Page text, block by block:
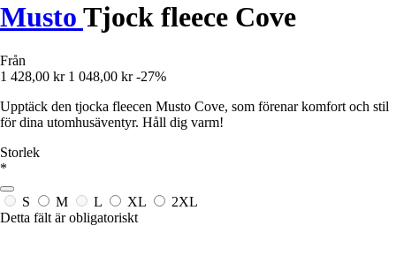
Musto Tjock fleece Cove
Från
1 428,00 kr 1 048,00 kr -27%
Upptäck den tjocka fleecen Musto Cove, som förenar komfort och stil
för dina utomhusäventyr. Håll dig varm!
Storlek
*
S M L XL
2XL
Detta fält är obligatoriskt